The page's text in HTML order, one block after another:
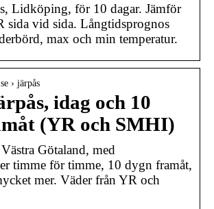
Lidköping, för 10 dagar. Jämför
sida vid sida. Långtidsprognos
max och min temperatur.
› järpås
idag och 10
(YR och SMHI)
Götaland, med
timme för timme, 10 dygn framåt,
mer. Väder från YR och